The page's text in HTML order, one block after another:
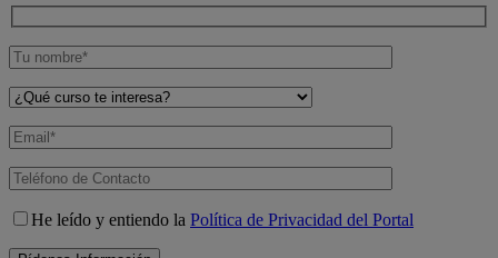
He leído y entiendo la Política de Privacidad del Portal